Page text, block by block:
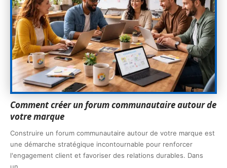
Comment créer un forum communautaire autour de
votre marque
Construire un forum communautaire autour de votre marque est
une démarche stratégique incontournable pour renforcer
l'engagement client et favoriser des relations durables. Dans